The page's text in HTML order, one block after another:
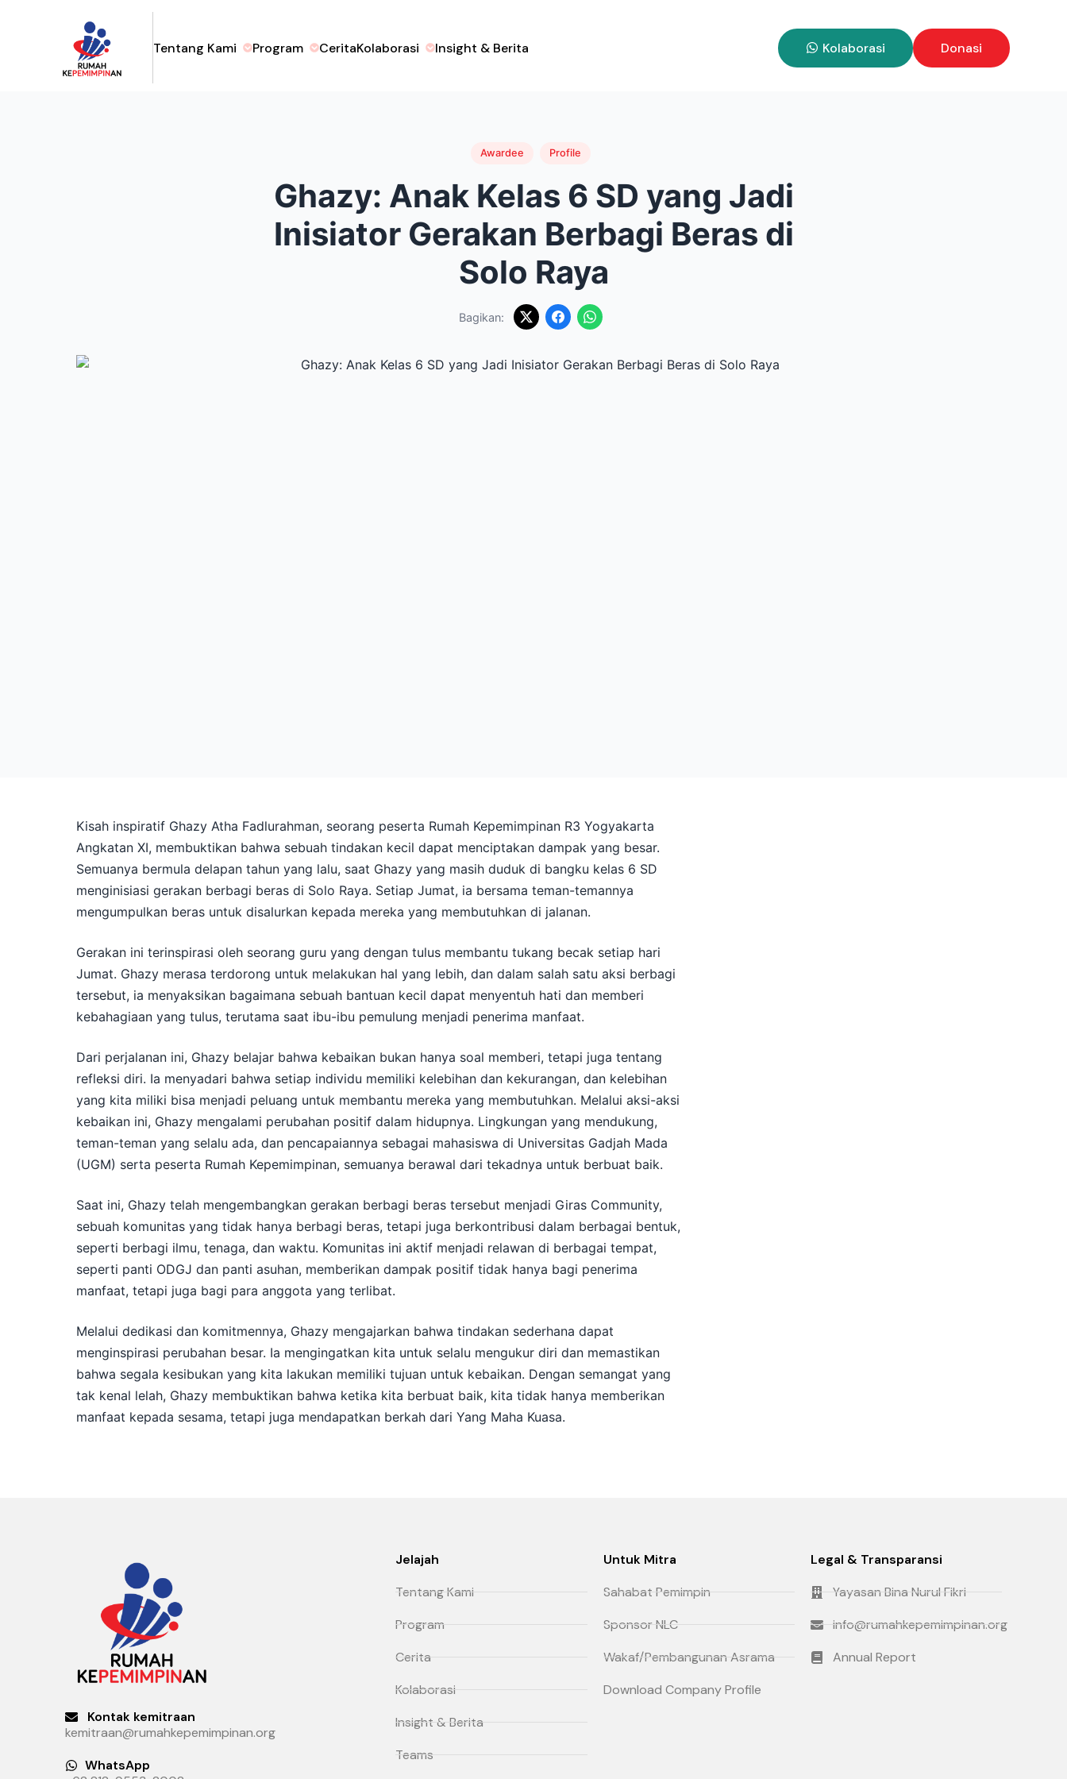
Tentang Kami Program CeritaKolaborasi Insight & Berita Kolaborasi Donasi
Awardee Profile
Ghazy: Anak Kelas 6 SD yang Jadi
Inisiator Gerakan Berbagi Beras di
Solo Raya
Bagikan:
Kisah inspiratif Ghazy Atha Fadlurahman, seorang peserta Rumah Kepemimpinan R3 Yogyakarta
Angkatan XI, membuktikan bahwa sebuah tindakan kecil dapat menciptakan dampak yang besar.
Semuanya bermula delapan tahun yang lalu, saat Ghazy yang masih duduk di bangku kelas 6 SD
menginisiasi gerakan berbagi beras di Solo Raya. Setiap Jumat, ia bersama teman-temannya
mengumpulkan beras untuk disalurkan kepada mereka yang membutuhkan di jalanan.
Gerakan ini terinspirasi oleh seorang guru yang dengan tulus membantu tukang becak setiap hari
Jumat. Ghazy merasa terdorong untuk melakukan hal yang lebih, dan dalam salah satu aksi berbagi
tersebut, ia menyaksikan bagaimana sebuah bantuan kecil dapat menyentuh hati dan memberi
kebahagiaan yang tulus, terutama saat ibu-ibu pemulung menjadi penerima manfaat.
Dari perjalanan ini, Ghazy belajar bahwa kebaikan bukan hanya soal memberi, tetapi juga tentang
refleksi diri. Ia menyadari bahwa setiap individu memiliki kelebihan dan kekurangan, dan kelebihan
yang kita miliki bisa menjadi peluang untuk membantu mereka yang membutuhkan. Melalui aksi-aksi
kebaikan ini, Ghazy mengalami perubahan positif dalam hidupnya. Lingkungan yang mendukung,
teman-teman yang selalu ada, dan pencapaiannya sebagai mahasiswa di Universitas Gadjah Mada
(UGM) serta peserta Rumah Kepemimpinan, semuanya berawal dari tekadnya untuk berbuat baik.
Saat ini, Ghazy telah mengembangkan gerakan berbagi beras tersebut menjadi Giras Community,
sebuah komunitas yang tidak hanya berbagi beras, tetapi juga berkontribusi dalam berbagai bentuk,
seperti berbagi ilmu, tenaga, dan waktu. Komunitas ini aktif menjadi relawan di berbagai tempat,
seperti panti ODGJ dan panti asuhan, memberikan dampak positif tidak hanya bagi penerima
manfaat, tetapi juga bagi para anggota yang terlibat.
Melalui dedikasi dan komitmennya, Ghazy mengajarkan bahwa tindakan sederhana dapat
menginspirasi perubahan besar. Ia mengingatkan kita untuk selalu mengukur diri dan memastikan
bahwa segala kesibukan yang kita lakukan memiliki tujuan untuk kebaikan. Dengan semangat yang
tak kenal lelah, Ghazy membuktikan bahwa ketika kita berbuat baik, kita tidak hanya memberikan
manfaat kepada sesama, tetapi juga mendapatkan berkah dari Yang Maha Kuasa.
Kontak kemitraan
kemitraan@rumahkepemimpinan.org
WhatsApp
Jelajah
Tentang Kami
Program
Cerita
Kolaborasi
Insight & Berita
Teams
Untuk Mitra
Sahabat Pemimpin
Sponsor NLC
Wakaf/Pembangunan Asrama
Download Company Profile
Legal & Transparansi
Yayasan Bina Nurul Fikri
info@rumahkepemimpinan.org
Annual Report